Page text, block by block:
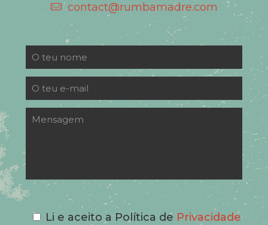
contact@rumbamadre.com
Li e aceito a Política de Privacidade